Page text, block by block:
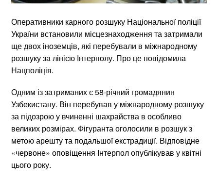
Оперативники карного розшуку Національної поліції
України встановили місцезнаходження та затримали
ще двох іноземців, які перебували в міжнародному
розшуку за лінією Інтерполу. Про це повідомила
Нацполіція.
Одним із затриманих є 58-річний громадянин
Узбекистану. Він перебував у міжнародному розшуку
за підозрою у вчиненні шахрайства в особливо
великих розмірах. Фігуранта оголосили в розшук з
метою арешту та подальшої екстрадиції. Відповідне
«червоне» оповіщення Інтерпол опублікував у квітні
цього року.